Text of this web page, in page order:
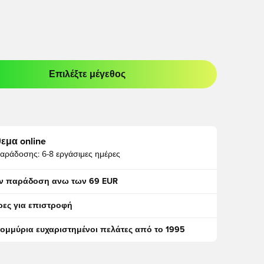
για να συνδεθείτε ή να εγγραφείτε ως μέλος
Επιλέξτε μέγεθος
online
6-8 εργάσιμες ημέρες
παράδοση ανω των 69 EUR
για επιστροφή
ευχαριστημένοι πελάτες από το 1995